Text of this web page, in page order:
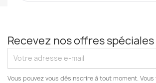
Recevez nos offres spéciales
Vous pouvez vous désinscrire à tout moment.